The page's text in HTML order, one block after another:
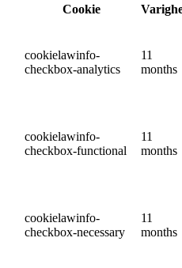
Cookie
cookielawinfo-
checkbox-analytics
11
months
cookielawinfo-
checkbox-functional
11
months
cookielawinfo-
checkbox-necessary
11
months